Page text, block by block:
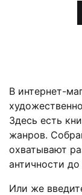
В интернет-
Здесь есть
жанров.
охватывают
античности
Или же